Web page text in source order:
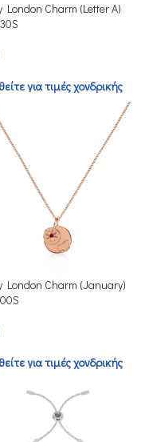
London Charm (Letter A)
για τιμές χονδρικής
London Charm (January)
για τιμές χονδρικής